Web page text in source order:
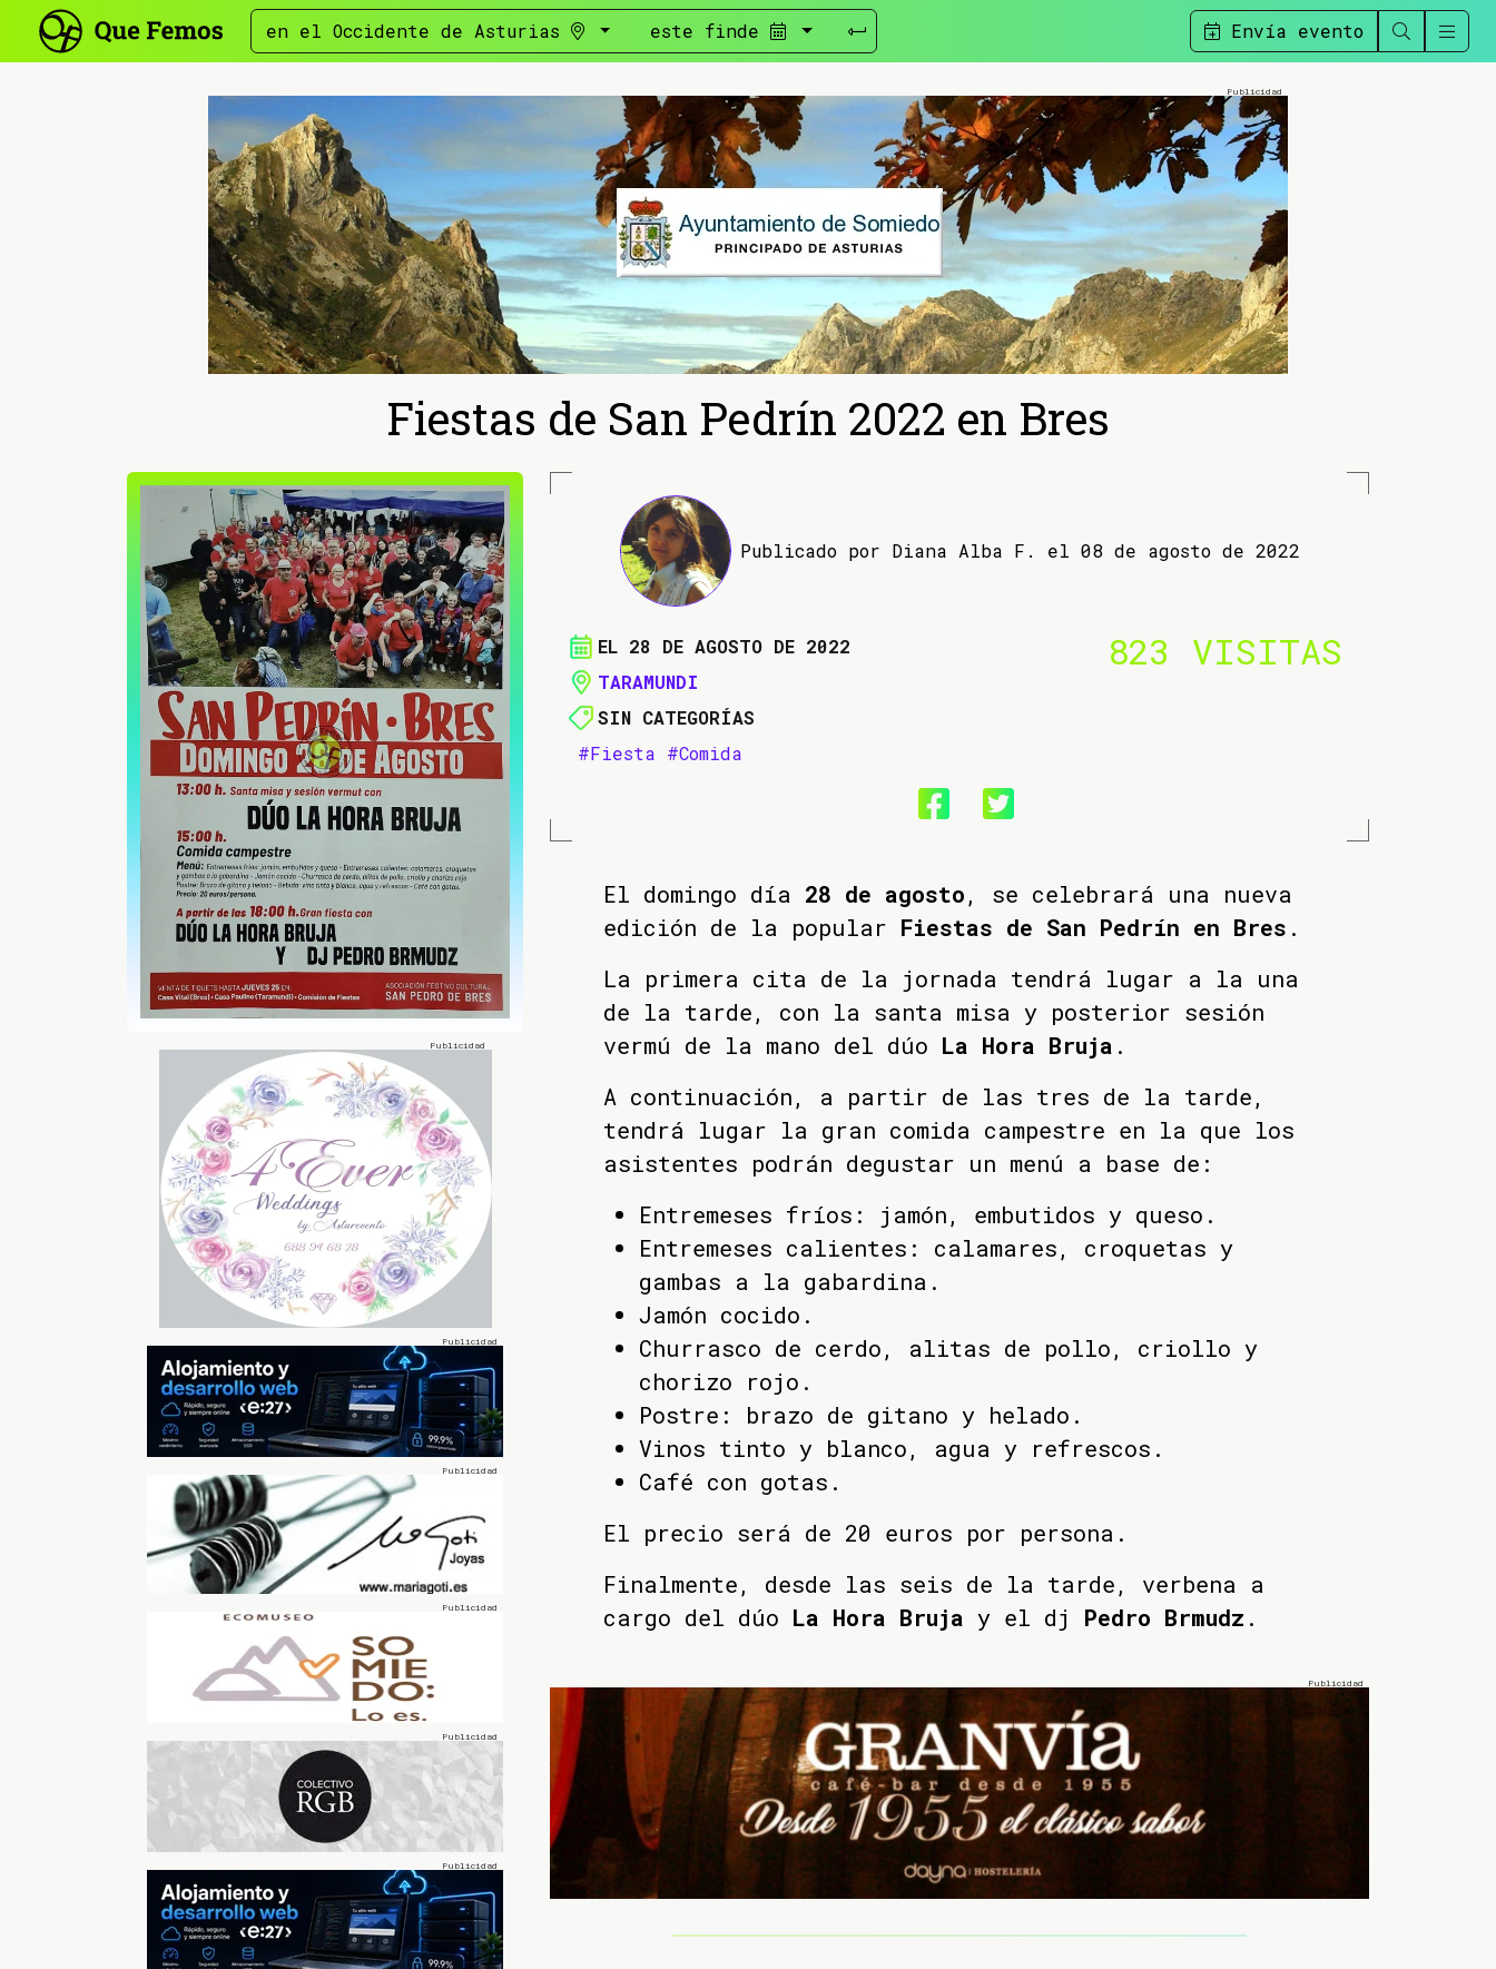
en el Occidente de Asturias este finde Envía evento
Fiestas de San Pedrín 2022 en Bres
Publicado por Diana Alba F. el 08 de agosto de 2022
EL 28 DE AGOSTO DE 2022
TARAMUNDI
SIN CATEGORÍAS
#Fiesta #Comida
823 VISITAS
El domingo día 28 de agosto, se celebrará una nueva
edición de la popular Fiestas de San Pedrín en Bres .
La primera cita de la jornada tendrá lugar a la una
de la tarde, con la santa misa y posterior sesión
vermú de la mano del dúo La Hora Bruja .
A continuación, a partir de las tres de la tarde,
tendrá lugar la gran comida campestre en la que los
asistentes podrán degustar un menú a base de:
Entremeses fríos: jamón, embutidos y queso.
Entremeses calientes: calamares, croquetas y
gambas a la gabardina.
Jamón cocido.
Churrasco de cerdo, alitas de pollo, criollo y
chorizo rojo.
Postre: brazo de gitano y helado.
Vinos tinto y blanco, agua y refrescos.
Café con gotas.
El precio será de 20 euros por persona.
Finalmente, desde las seis de la tarde, verbena a
cargo del dúo La Hora Bruja y el dj Pedro Brmudz .